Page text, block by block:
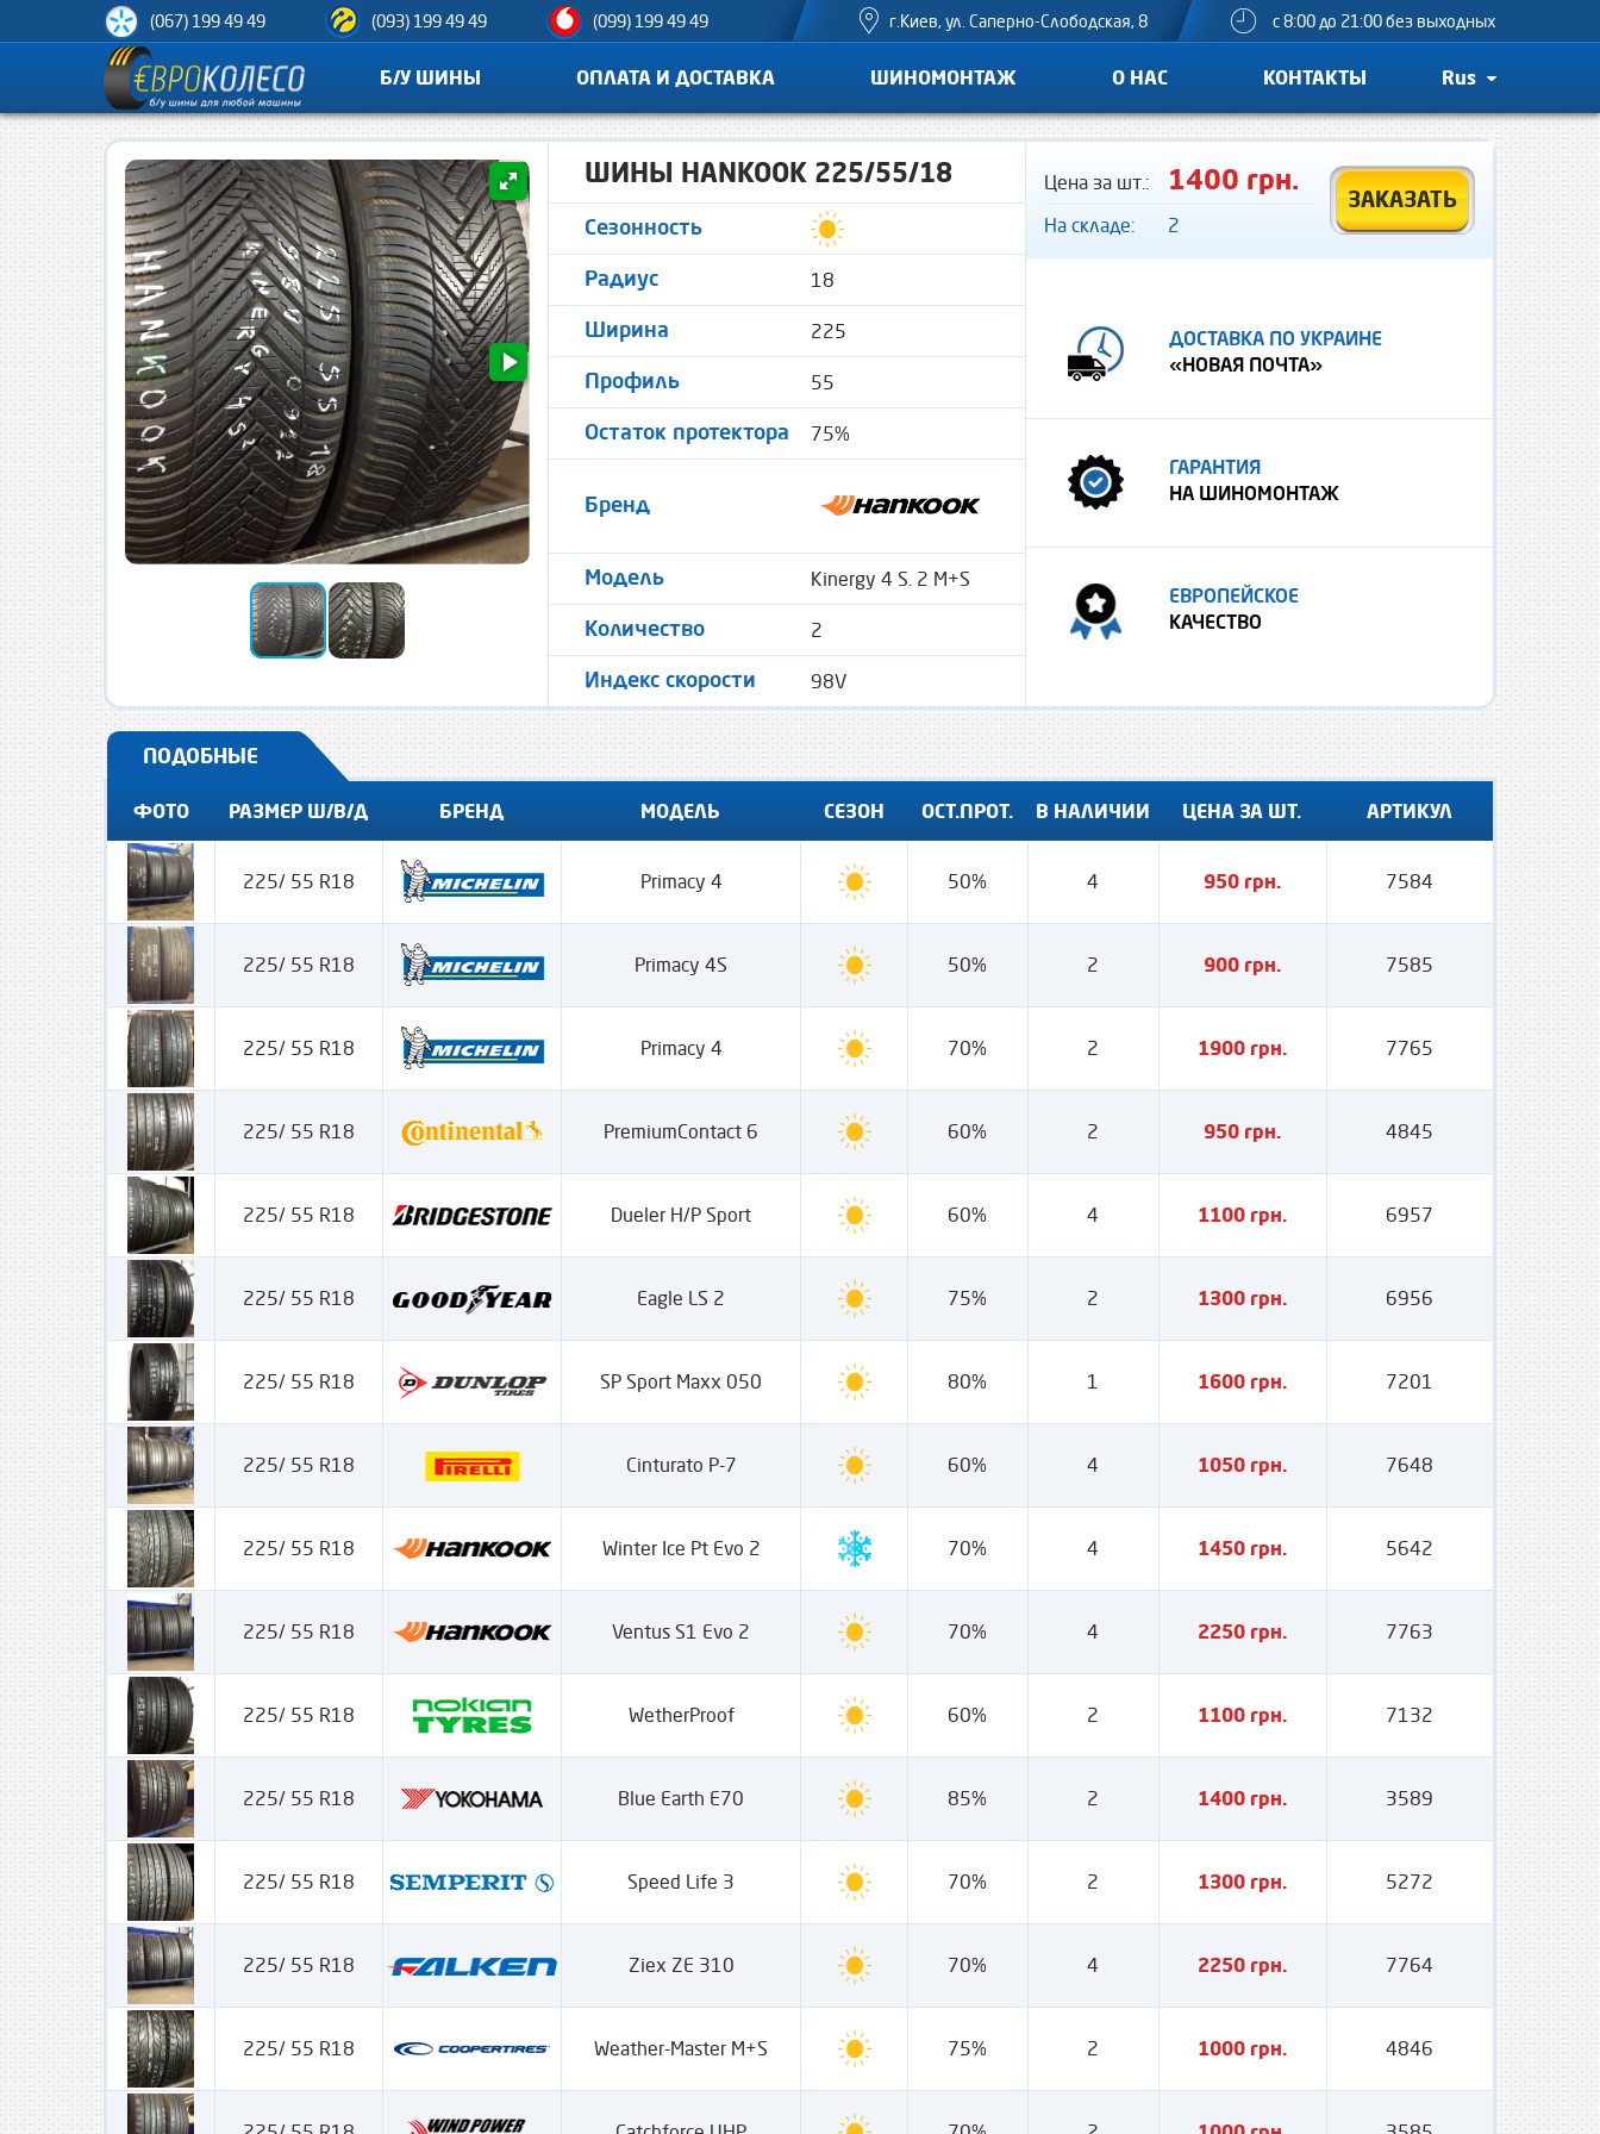
(067) 199 49 49 (093) 199 49 49 (099) 199 49 49 г.Киев, ул. Саперно-Слободская, 8 с 8:00 до 21:00 без выходных
Б/У ШИНЫ ОПЛАТА И ДОСТАВКА ШИНОМОНТАЖ О НАС КОНТАКТЫ Rus
ШИНЫ HANKOOK 225/55/18
Сезонность
Радиус 18
Ширина 225
Профиль 55
Остаток протектора 75%
Бренд
Модель Kinergy 4 S. 2 M+S
Количество 2
Индекс скорости 98V
Цена за шт.: 1400 грн.
На складе: 2
ЗАКАЗАТЬ
ДОСТАВКА ПО УКРАИНЕ
«НОВАЯ ПОЧТА»
ГАРАНТИЯ
НА ШИНОМОНТАЖ
ЕВРОПЕЙСКОЕ
КАЧЕСТВО
ПОДОБНЫЕ
ФОТО РАЗМЕР Ш/В/Д БРЕНД МОДЕЛЬ СЕЗОН ОСТ.ПРОТ. В НАЛИЧИИ ЦЕНА ЗА ШТ. АРТИКУЛ
225/ 55 R18 Primacy 4 50% 4 950 грн. 7584
225/ 55 R18 Primacy 4S 50% 2 900 грн. 7585
225/ 55 R18 Primacy 4 70% 2 1900 грн. 7765
225/ 55 R18 PremiumContact 6 60% 2 950 грн. 4845
225/ 55 R18 Dueler H/P Sport 60% 4 1100 грн. 6957
225/ 55 R18 Eagle LS 2 75% 2 1300 грн. 6956
225/ 55 R18 SP Sport Maxx 050 80% 1 1600 грн. 7201
225/ 55 R18 Cinturato P-7 60% 4 1050 грн. 7648
225/ 55 R18 Winter Ice Pt Evo 2 70% 4 1450 грн. 5642
225/ 55 R18 Ventus S1 Evo 2 70% 4 2250 грн. 7763
225/ 55 R18 WetherProof 60% 2 1100 грн. 7132
225/ 55 R18 Blue Earth E70 85% 2 1400 грн. 3589
225/ 55 R18 Speed Life 3 70% 2 1300 грн. 5272
225/ 55 R18 Ziex ZE 310 70% 4 2250 грн. 7764
225/ 55 R18 Weather-Master M+S 75% 2 1000 грн. 4846